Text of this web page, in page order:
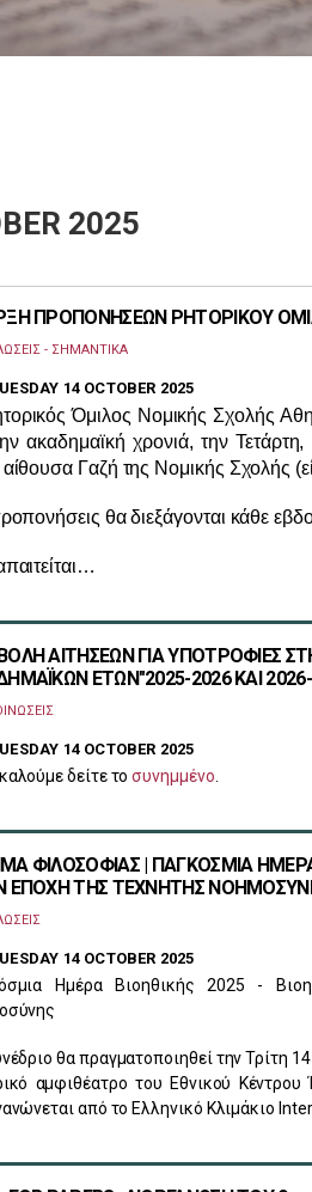
2025
ΠΡΟΠΟΝΗΣΕΩΝ ΡΗΤΟΡΙΚΟΥ
- ΣΗΜΑΝΤΙΚΑ
14 OCTOBER 2025
Όμιλος Νομικής Σχολής
ακαδημαϊκή χρονιά, την
αίθουσα Γαζή της Νομικής Σχολής
θα διεξάγονται κάθε
ΑΙΤΗΣΕΩΝ ΓΙΑ ΥΠΟΤΡΟΦΙΕΣ
ΕΤΩΝ"2025-2026 ΚΑΙ
14 OCTOBER 2025
δείτε τοσυνημμένο
ΦΙΛΟΣΟΦΙΑΣ | ΠΑΓΚΟΣΜΙΑ ΗΜΕΡΑ
ΕΠΟΧΗ ΤΗΣ ΤΕΧΝΗΤΗΣ
14 OCTOBER 2025
Ημέρα Βιοηθικής 2025 -
θα πραγματοποιηθεί την Τρίτη
αμφιθέατρο του Εθνικού
από το Ελληνικό Κλιμάκιο